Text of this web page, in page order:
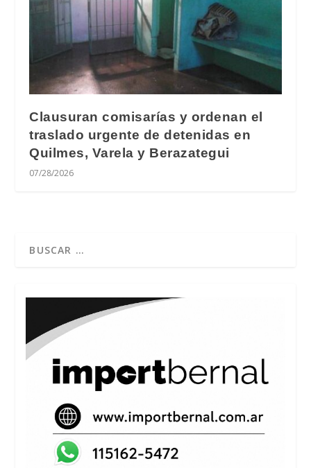
Clausuran comisarías y ordenan el
traslado urgente de detenidas en
Quilmes, Varela y Berazategui
07/28/2026